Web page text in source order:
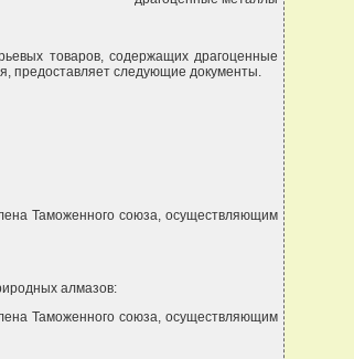
товаров, содержащих драгоценные
предоставляет следующие документы.
Таможенного союза, осуществляющим
алмазов:
Таможенного союза, осуществляющим